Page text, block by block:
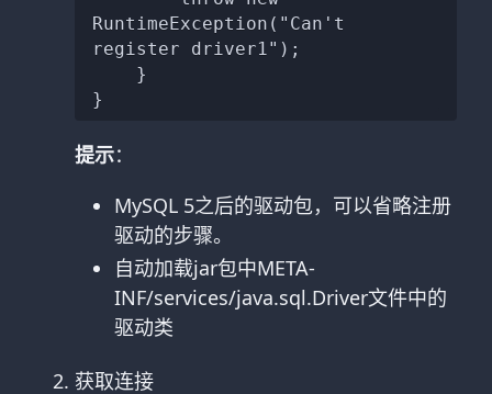
RuntimeException("Can't
register driver1");
提示：
MySQL 5之后的驱动包，可以省略注册
驱动的步骤。
自动加载jar包中META-
INF/services/java.sql.Driver文件中的
驱动类
获取连接